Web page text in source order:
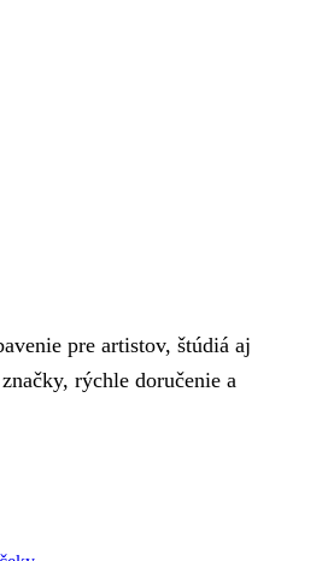
pre artistov, štúdiá aj
rýchle doručenie a